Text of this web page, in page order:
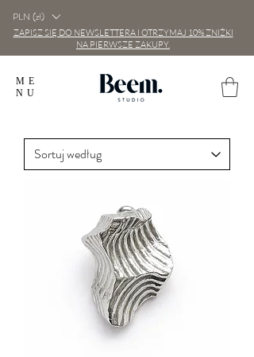
ME
NU
PLN (zł)
ZAPISZ SIĘ DO NEWSLETTERA I OTRZYMAJ 10% ZNIŻKI
NA PIERWSZE ZAKUPY.